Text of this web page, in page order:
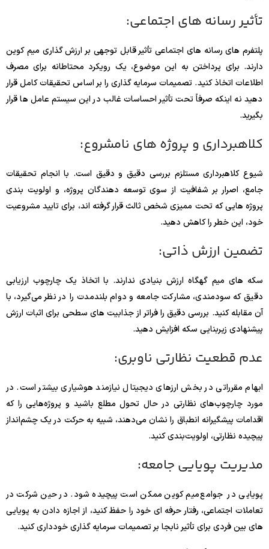
تأثیر رسانه های اجتماعی:
پلتفرم های رسانه های اجتماعی تأثیر قابل توجهی بر ارزش گذاری میم کوین
دارند. برای پرداختن به این موضوع، یک رویکرد محتاطانه برای مصرف
اطلاعات اتخاذ کنید. تصمیمات سرمایه گذاری را بر اساس تحقیقات کامل قرار
دهید نه اینکه صرفاً تحت تأثیر احساسات غالب در این سیستم عامل ها قرار
بگیرید.
کلاهبرداری و پروژه های نامشروع:
شیوع کلاهبرداری مستلزم بررسی دقیق و دقیق است. با انجام تحقیقات
جامع، اصرار بر شفافیت از سوی توسعه دهندگان پروژه، و اولویت بندی
پروژه هایی که تحت ممیزی شخص ثالث قرار گرفته اند، برای تایید مشروعیت
خود، این خطر را کاهش دهید.
تضمین ارزش ذاتی:
سکه های میم گهگاه ارزش بنیادی ندارند. با اتخاذ یک چارچوب ارزیابی
دقیق که سودمندی، مشارکت جامعه و دوام بلندمدت را در نظر می‌گیرد، با
آن مقابله کنید. بررسی دقیق را فراتر از جذابیت های سطحی برای اثبات ارزش
پیشنهادی زیربنایی سکه افزایش دهید.
عدم قطعیت نظارتی ناوبری:
ابهام مقرراتی در بخش ارزهای دیجیتال نیازمند هوشیاری بیشتر است. در
مورد چارچوب‌های نظارتی در حال تحول مطلع باشید و پروژه‌هایی را که
اقدامات پیشگیرانه انطباق را نشان می‌دهند، شبیه به حرکت در یک چشم‌انداز
پیچیده نظارتی، اولویت‌بندی کنید.
مدیریت پویایی جامعه:
پویایی در جوامع میم کوین ممکن است پیچیده شود. در حین شرکت در
تعاملات اجتماعی، رفتار حرفه ای خود را حفظ کنید، از اجازه دادن به پویایی
های بین فردی برای تأثیر نابجا بر تصمیمات سرمایه گذاری خودداری کنید.